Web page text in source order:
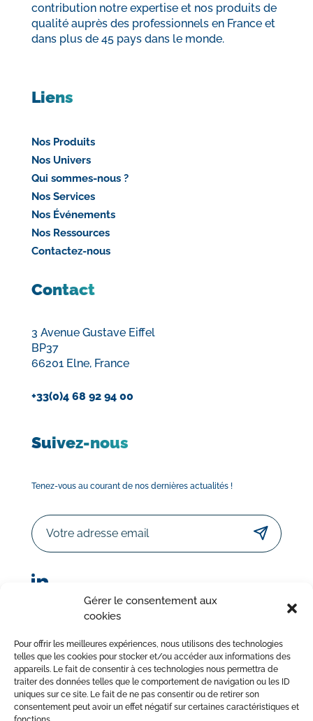
Gérer le consentement aux
cookies
Pour offrir les meilleures expériences, nous utilisons des technologies
telles que les cookies pour stocker et/ou accéder aux informations des
appareils. Le fait de consentir à ces technologies nous permettra de
traiter des données telles que le comportement de navigation ou les ID
uniques sur ce site. Le fait de ne pas consentir ou de retirer son
consentement peut avoir un effet négatif sur certaines caractéristiques et
contribution notre expertise et nos produits de
qualité auprès des professionnels en France et
dans plus de 45 pays dans le monde.
Liens
Nos Produits
Nos Univers
Qui sommes-nous ?
Nos Services
Nos Événements
Nos Ressources
Contactez-nous
Contact
3 Avenue Gustave Eiffel
BP37
66201 Elne, France
+33(0)4 68 92 94 00
Suivez-nous
Tenez-vous au courant de nos dernières actualités !
Email
© Sorodist 2023 – Tous droits réservés | Réalisation :
AttrapTemps|Mentions légales|Politique de confidentialité
|Conditions Générales de Vente